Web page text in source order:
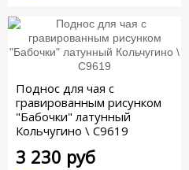
Поднос для чая с
гравированным рисунком
"Бабочки" латунный
Кольчугино \ С9619
3 230 руб